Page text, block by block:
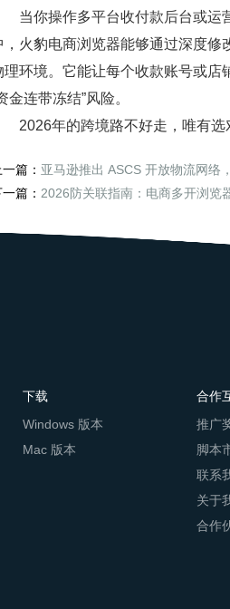
你操作多平台收付款后台或运营
，火豹电商浏览器能够通过深度修
理环境。它能让每个收款账号或店
金连带冻结”风险。
年的跨境路不好走，唯有选
篇： 亚马逊推出 ASCS 开放物流网络
篇： 2026防关联指南：电商多开浏览
下载
Windows 版本
Mac 版本
合作
推广
脚本
联系
关于
合作